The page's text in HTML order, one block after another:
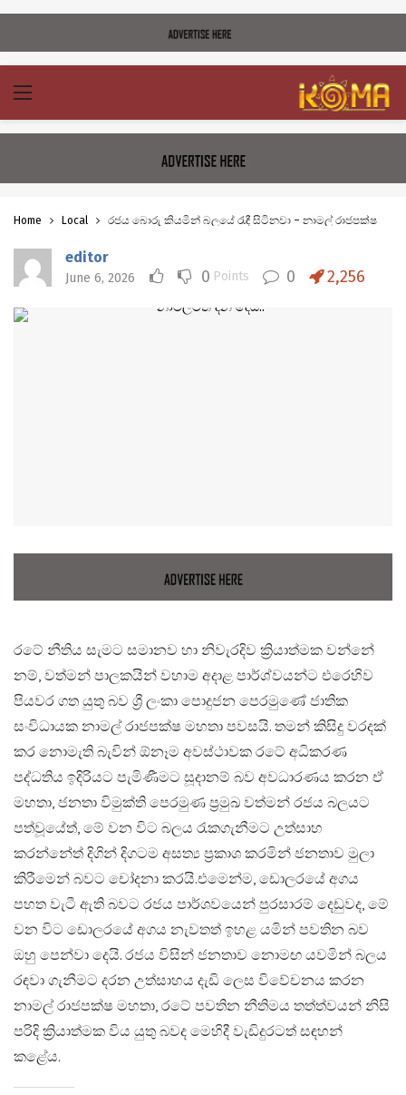
Home Local රජය බොරු කියමින් බලයේ රැඳී සිටිනවා – නාමල් රාජපක්ෂ
editor
June 6, 2026 0 Points 0 2,256
රටේ නීතිය සැමට සමානව හා නිවැරදිව ක්‍රියාත්මක වන්නේ
නම්, වත්මන් පාලකයින් වහාම අදාළ පාර්ශ්වයන්ට එරෙහිව
පියවර ගත යුතු බව ශ්‍රී ලංකා පොදුජන පෙරමුණේ ජාතික
සංවිධායක නාමල් රාජපක්ෂ මහතා පවසයි. තමන් කිසිදු වරදක්
කර නොමැති බැවින් ඕනෑම අවස්ථාවක රටේ අධිකරණ
පද්ධතිය ඉදිරියට පැමිණීමට සූදානම් බව අවධාරණය කරන ඒ
මහතා, ජනතා විමුක්ති පෙරමුණ ප්‍රමුඛ වත්මන් රජය බලයට
පත්වූයේත්, මේ වන විට බලය රැකගැනීමට උත්සාහ
කරන්නේත් දිගින් දිගටම අසත්‍ය ප්‍රකාශ කරමින් ජනතාව මුලා
කිරීමෙන් බවට චෝදනා කරයි.​එමෙන්ම, ඩොලරයේ අගය
පහත වැටී ඇති බවට රජය පාර්ශවයෙන් පුරසාරම් දෙඩුවද, මේ
වන විට ඩොලරයේ අගය නැවතත් ඉහළ යමින් පවතින බව
ඔහු පෙන්වා දෙයි. රජය විසින් ජනතාව නොමඟ යවමින් බලය
රඳවා ගැනීමට දරන උත්සාහය දැඩි ලෙස විවේචනය කරන
නාමල් රාජපක්ෂ මහතා, රටේ පවතින නීතිමය තත්ත්වයන් නිසි
පරිදි ක්‍රියාත්මක විය යුතු බවද මෙහිදී වැඩිදුරටත් සඳහන්
කළේය.